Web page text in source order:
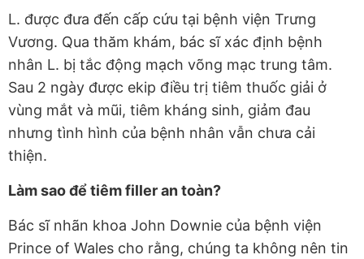
L. được đưa đến cấp cứu tại bệnh viện Trưng
Vương. Qua thăm khám, bác sĩ xác định bệnh
nhân L. bị tắc động mạch võng mạc trung tâm.
Sau 2 ngày được ekip điều trị tiêm thuốc giải ở
vùng mắt và mũi, tiêm kháng sinh, giảm đau
nhưng tình hình của bệnh nhân vẫn chưa cải
thiện.
Làm sao để tiêm filler an toàn?
Bác sĩ nhãn khoa John Downie của bệnh viện
Prince of Wales cho rằng, chúng ta không nên tin